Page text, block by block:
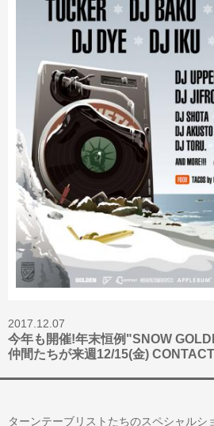
2017.12.07
今年も開催!年末恒例"SNOW
仲間たちが来週12/15(金)
ターンテーブリストたちのスペシャルシ